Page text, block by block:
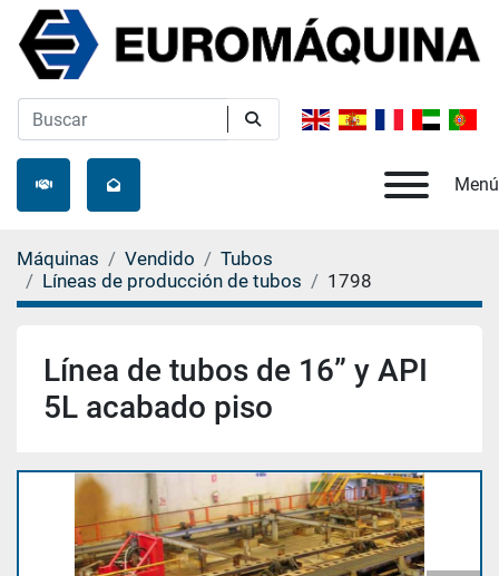
Menú
Máquinas Vendido
Tubos
Líneas de producción de tubos
1798
Línea de tubos de 16” y API
5L acabado piso